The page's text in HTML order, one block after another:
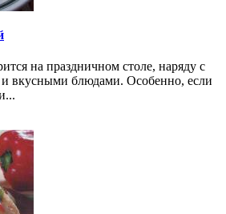
на праздничном столе, наряду с
вкусными блюдами. Особенно, если